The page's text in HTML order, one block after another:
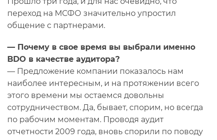
переход на МСФО значительно упростил
общение с партнерами.
— Почему в свое время вы выбрали именно
BDO в качестве аудитора?
— Предложение компании показалось нам
наиболее интересным, и на протяжении всего
этого времени мы остаемся довольны
сотрудничеством. Да, бывает, спорим, но всегда
по рабочим моментам. Проводя аудит
отчетности 2009 года, вновь спорили по поводу